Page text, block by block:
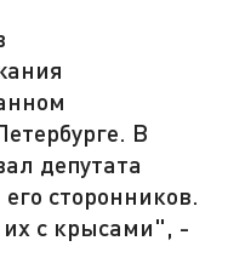
В
депутата
сторонников.
их с крысами", -